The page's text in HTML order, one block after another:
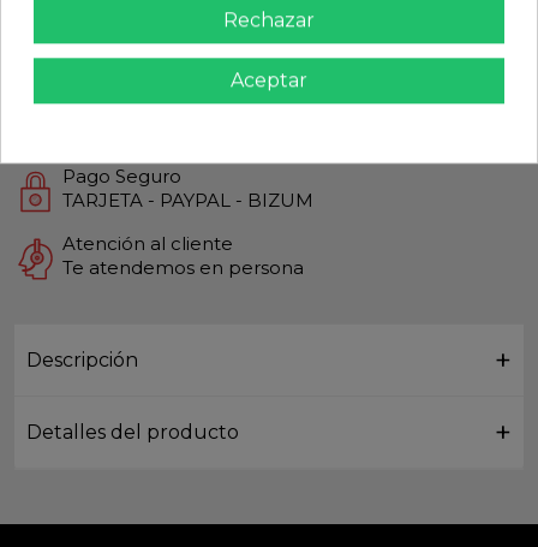
Calidad Garantizada
Productos de Máxima calidad
Envío Rápido
Pago Seguro
TARJETA - PAYPAL - BIZUM
Atención al cliente
Te atendemos en persona
Descripción
Detalles del producto
Rechazar
Aceptar